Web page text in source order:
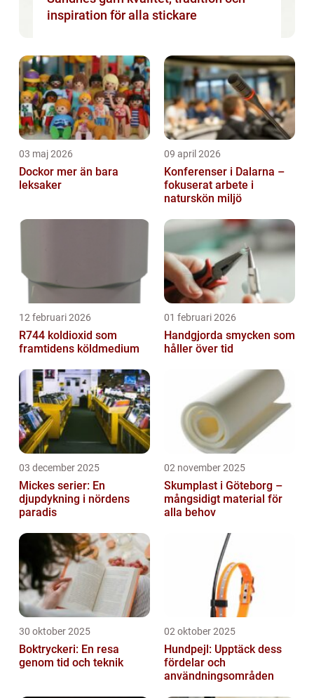
inspiration för alla stickare
03 maj 2026
Dockor mer än bara
leksaker
09 april 2026
Konferenser i Dalarna –
fokuserat arbete i
naturskön miljö
12 februari 2026
R744 koldioxid som
framtidens köldmedium
01 februari 2026
Handgjorda smycken som
håller över tid
03 december 2025
Mickes serier: En
djupdykning i nördens
paradis
02 november 2025
Skumplast i Göteborg –
mångsidigt material för
alla behov
30 oktober 2025
Boktryckeri: En resa
genom tid och teknik
02 oktober 2025
Hundpejl: Upptäck dess
fördelar och
användningsområden